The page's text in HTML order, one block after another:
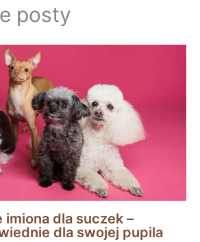
posty
imiona dla suczek –
dla swojej pupila